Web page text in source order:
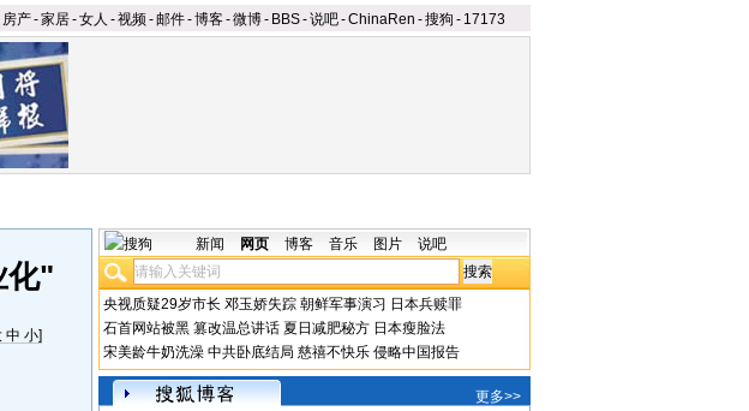
房产-家居-女人 -视频-邮件-博客-微博- BBS-说吧-ChinaRen -搜狗 - 17173
化"
中 小]
新闻 网页 博客 音乐 图片 说吧
央视质疑29岁市长 邓玉娇失踪 朝鲜军事演习 日本兵赎罪
石首网站被黑 篡改温总讲话 夏日减肥秘方 日本瘦脸法
宋美龄牛奶洗澡 中共卧底结局 慈禧不快乐 侵略中国报告
更多>>